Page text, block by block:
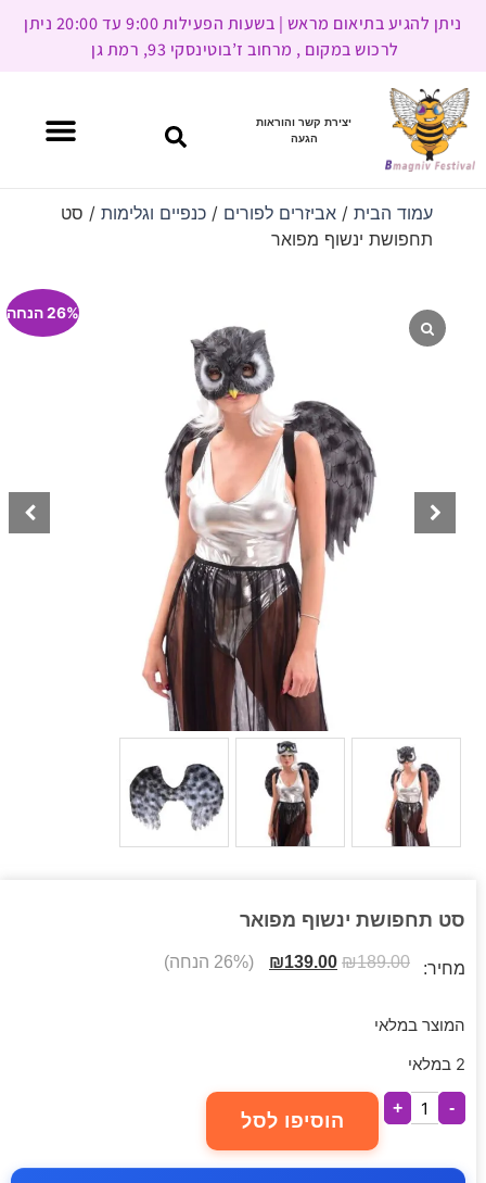
ניתן להגיע בתיאום מראש | בשעות הפעילות 9:00 עד 20:00 ניתן
לרכוש במקום , מרחוב ז’בוטינסקי 93, רמת גן
יצירת קשר והוראות
הגעה
עמוד הבית/ אביזרים לפורים / כנפיים וגלימות/ סט
תחפושת ינשוף מפואר
26% הנחה
סט תחפושת ינשוף מפואר
מחיר: ₪189.00
₪139.00 (26% הנחה)
המוצר במלאי
2 במלאי
-
+
הוסיפו לסל